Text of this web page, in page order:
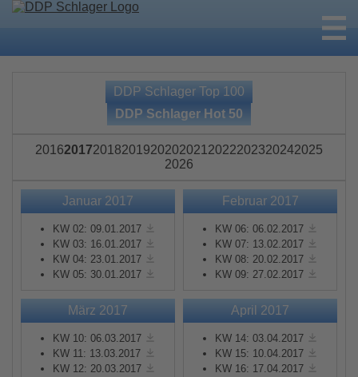
DDP Schlager Top 100
DDP Schlager Hot 50
201620172018201920202021 2022202320242025
2026
Januar 2017
KW 02: 09.01.2017
KW 03: 16.01.2017
KW 04: 23.01.2017
KW 05: 30.01.2017
Februar 2017
KW 06: 06.02.2017
KW 07: 13.02.2017
KW 08: 20.02.2017
KW 09: 27.02.2017
März 2017
KW 10: 06.03.2017
KW 11: 13.03.2017
KW 12: 20.03.2017
April 2017
KW 14: 03.04.2017
KW 15: 10.04.2017
KW 16: 17.04.2017